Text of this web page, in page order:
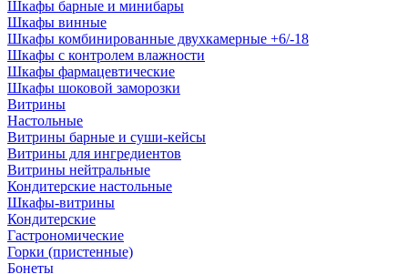
Шкафы барные и минибары
Шкафы винные
Шкафы комбинированные двухкамерные +6/-18
Шкафы с контролем влажности
Шкафы фармацевтические
Шкафы шоковой заморозки
Витрины
Настольные
Витрины барные и суши-кейсы
Витрины для ингредиентов
Витрины нейтральные
Кондитерские настольные
Шкафы-витрины
Кондитерские
Гастрономические
Горки (пристенные)
Бонеты